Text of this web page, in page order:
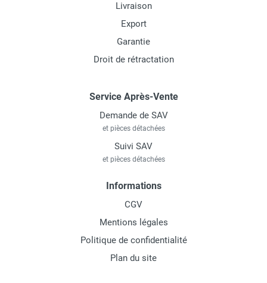
Livraison
Export
Garantie
Droit de rétractation
Service Après-Vente
Demande de SAV
et pièces détachées
Suivi SAV
et pièces détachées
Informations
CGV
Mentions légales
Politique de confidentialité
Plan du site